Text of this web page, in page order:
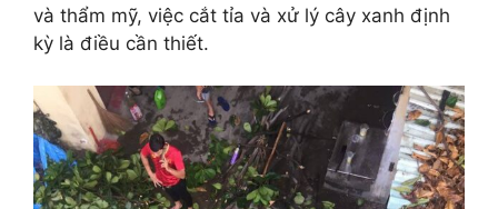
và thẩm mỹ, việc cắt tỉa và xử lý cây xanh định
kỳ là điều cần thiết.